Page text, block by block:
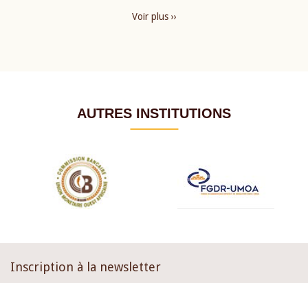
Voir plus ››
AUTRES INSTITUTIONS
Inscription à la newsletter